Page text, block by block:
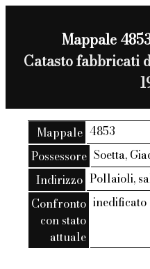
Mappale
Catasto fabbricati
Mappale 4853
Possessore Soetta,
Indirizzo Pollaioli,
Confronto
con stato
attuale
inedificato